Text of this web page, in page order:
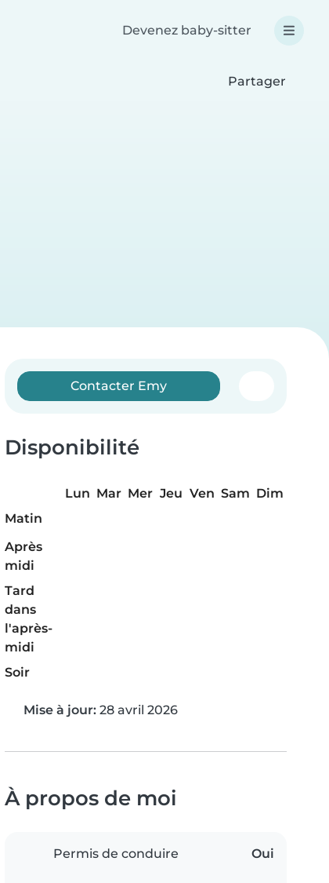
Devenez baby-sitter
Partager
Contacter Emy
Disponibilité
Lun Mar Mer Jeu Ven Sam Dim
Matin
Après
midi
Tard
dans
l'après-
midi
Soir
Mise à jour: 28 avril 2026
À propos de moi
Permis de conduire Oui